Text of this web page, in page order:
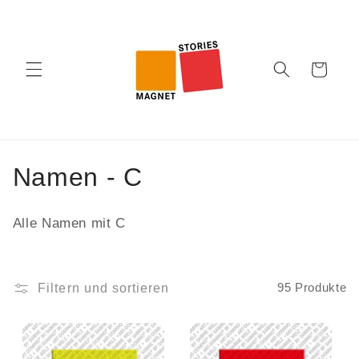
Warenkorb
K
o
Namen - C
Alle Namen mit C
Filtern und sortieren 95 Produkte